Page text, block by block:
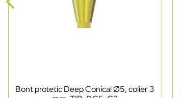
Bont protetic Deep Conical Ø5, colier 3